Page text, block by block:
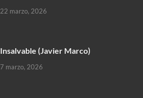
22 marzo, 2026
Insalvable (Javier Marco)
7 marzo, 2026